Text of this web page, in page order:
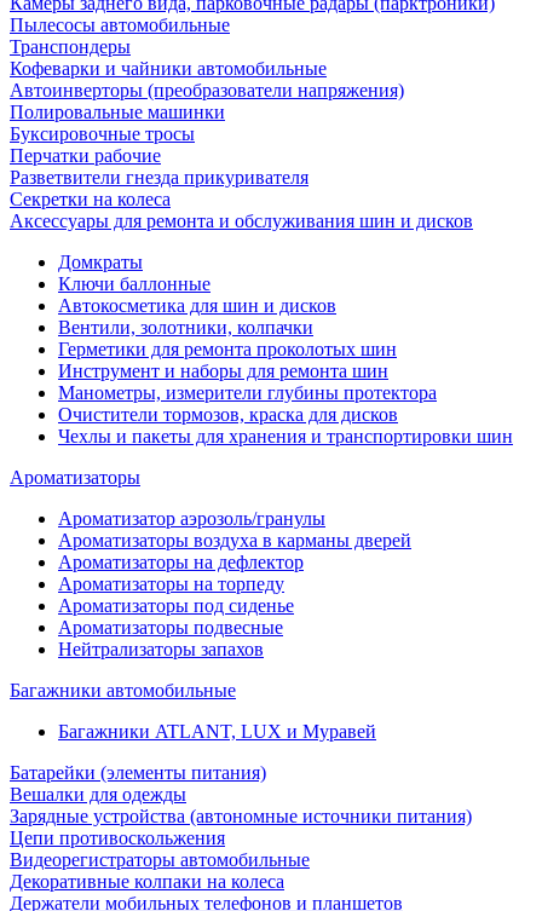
Пылесосы автомобильные
Транспондеры
Кофеварки и чайники автомобильные
Автоинверторы (преобразователи напряжения)
Полировальные машинки
Буксировочные тросы
Перчатки рабочие
Разветвители гнезда прикуривателя
Секретки на колеса
Аксессуары для ремонта и обслуживания ‎шин и дисков
Домкраты
Ключи баллонные
Автокосметика для шин и дисков
Вентили, золотники, колпачки
Герметики для ремонта проколотых шин
Инструмент и наборы для ремонта шин
Манометры, измерители глубины протектора
Очистители тормозов, краска для дисков
Чехлы и пакеты для хранения и транспортировки шин
Ароматизаторы
Ароматизатор аэрозоль/гранулы
Ароматизаторы воздуха в карманы дверей
Ароматизаторы на дефлектор
Ароматизаторы на торпеду
Ароматизаторы под сиденье
Ароматизаторы подвесные
Нейтрализаторы запахов
Багажники автомобильные
Багажники ATLANT, LUX и Муравей
Батарейки (элементы питания)
Вешалки для одежды
Зарядные устройства (автономные источники питания)
Цепи противоскольжения
Видеорегистраторы автомобильные
Декоративные колпаки на колеса
Держатели мобильных телефонов и планшетов